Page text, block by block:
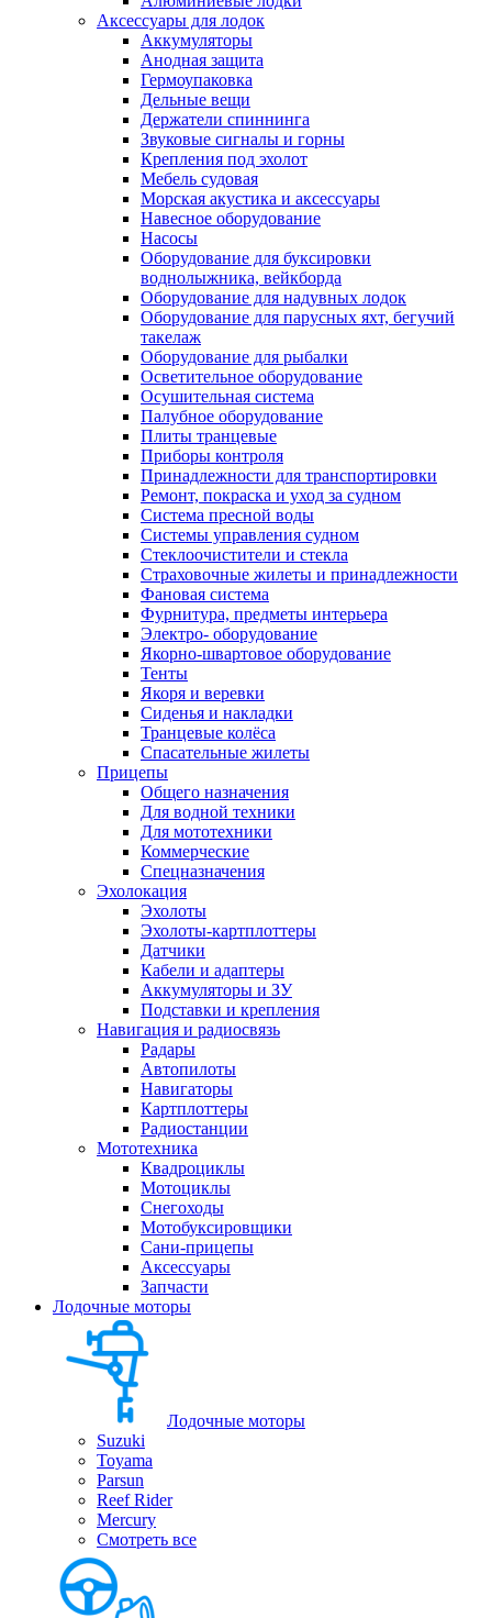
Аксессуары для лодок
Аккумуляторы
Анодная защита
Гермоупаковка
Дельные вещи
Держатели спиннинга
Звуковые сигналы и горны
Крепления под эхолот
Мебель судовая
Морская акустика и аксессуары
Навесное оборудование
Насосы
Оборудование для буксировки
воднолыжника, вейкборда
Оборудование для надувных лодок
Оборудование для парусных яхт, бегучий
такелаж
Оборудование для рыбалки
Осветительное оборудование
Осушительная система
Палубное оборудование
Плиты транцевые
Приборы контроля
Принадлежности для транспортировки
Ремонт, покраска и уход за судном
Система пресной воды
Системы управления судном
Стеклоочистители и стекла
Страховочные жилеты и принадлежности
Фановая система
Фурнитура, предметы интерьера
Электро- оборудование
Якорно-швартовое оборудование
Тенты
Якоря и веревки
Сиденья и накладки
Транцевые колёса
Спасательные жилеты
Прицепы
Общего назначения
Для водной техники
Для мототехники
Коммерческие
Спецназначения
Эхолокация
Эхолоты
Эхолоты-картплоттеры
Датчики
Кабели и адаптеры
Аккумуляторы и ЗУ
Подставки и крепления
Навигация и радиосвязь
Радары
Автопилоты
Навигаторы
Картплоттеры
Радиостанции
Мототехника
Квадроциклы
Мотоциклы
Снегоходы
Мотобуксировщики
Сани-прицепы
Аксессуары
Запчасти
Лодочные моторы
Лодочные моторы
Suzuki
Toyama
Parsun
Reef Rider
Mercury
Смотреть все